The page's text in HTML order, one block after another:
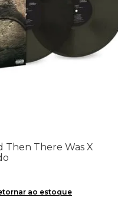
Then There Was X
ao estoque